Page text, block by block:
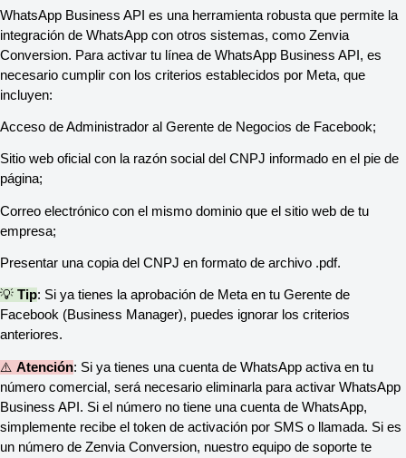
WhatsApp Business API es una herramienta robusta que permite la
integración de WhatsApp con otros sistemas, como Zenvia
Conversion. Para activar tu línea de WhatsApp Business API, es
necesario cumplir con los criterios establecidos por Meta, que
incluyen:
Acceso de Administrador al Gerente de Negocios de Facebook;
Sitio web oficial con la razón social del CNPJ informado en el pie de
página;
Correo electrónico con el mismo dominio que el sitio web de tu
empresa;
Presentar una copia del CNPJ en formato de archivo .pdf.
💡 Tip: Si ya tienes la aprobación de Meta en tu Gerente de
Facebook (Business Manager), puedes ignorar los criterios
anteriores.
⚠️ Atención: Si ya tienes una cuenta de WhatsApp activa en tu
número comercial, será necesario eliminarla para activar WhatsApp
Business API. Si el número no tiene una cuenta de WhatsApp,
simplemente recibe el token de activación por SMS o llamada. Si es
un número de Zenvia Conversion, nuestro equipo de soporte te